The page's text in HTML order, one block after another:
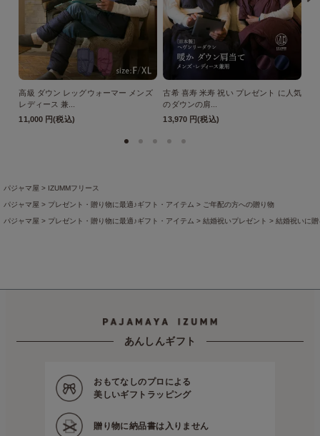
高級 ダウン レッグウォーマー メンズ
レディース 兼...
11,000 円(税込)
古希 喜寿 米寿 祝い プレゼント に人気
のダウンの肩...
13,970 円(税込)
パジャマ屋 IZUMMフリース
パジャマ屋 プレゼント・贈り物に最適♪ギフト・アイテム ご年配の方への贈り物
パジャマ屋 プレゼント・贈り物に最適♪ギフト・アイテム 結婚祝いプレゼント 結婚祝いに
特集ページの一覧 突然の入院でも慌てない！経験者に聞いた入院準備リスト
プレゼント・贈り物に最適♪ギフト・アイテム
あんしんギフト
おもてなしのプロによる
美しいギフトラッピング
贈り物に納品書は入りません